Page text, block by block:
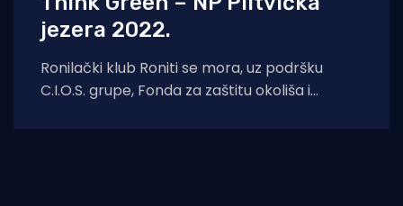
jezera 2022.
Ronilački klub Roniti se mora, uz podršku
C.I.O.S. grupe, Fonda za zaštitu okoliša i